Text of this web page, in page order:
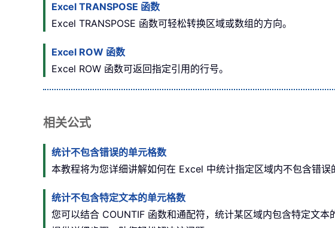
Excel TRANSPOSE 函数
Excel TRANSPOSE 函数可轻松转换区域或数组的方向。
Excel ROW 函数
Excel ROW 函数可返回指定引用的行号。
相关公式
统计不包含错误的单元格数
本教程将为您详细讲解如何在 Excel 中统计指定区域内不包含错误
统计不包含特定文本的单元格数
您可以结合 COUNTIF 函数和通配符，统计某区域内包含特定文